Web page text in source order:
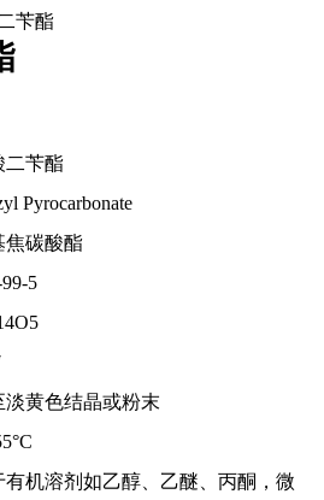
苄酯
二苄酯
Pyrocarbonate
焦碳酸酯
5
淡黄色结晶或粉末
有机溶剂如乙醇、乙醚、丙酮，微